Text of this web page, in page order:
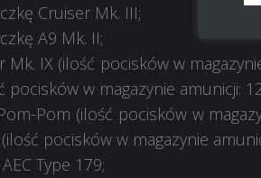
Cruiser Mk. III;
A9 Mk. II;
Mk. IX (ilość pocisków w
pocisków w magazynie amunicji:
Pom (ilość pocisków w
pocisków w magazynie
Type 179;